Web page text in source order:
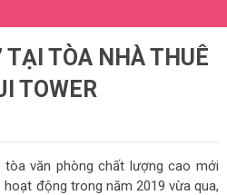
TẠI TÒA NHÀ THUÊ
TOWER
văn phòng chất lượng cao mới
động trong năm 2019 vừa qua,